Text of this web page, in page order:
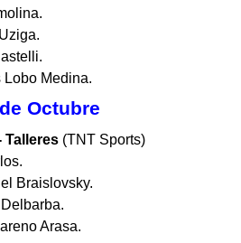
Lobo Medina.
Octubre
Talleres (TNT Sports)
Braislovsky.
Arasa.